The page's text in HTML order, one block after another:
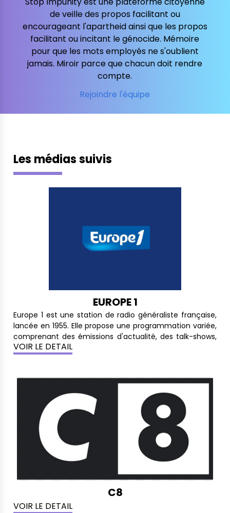
de veille des propos facilitant ou
encourageant l'apartheid ainsi que les propos
facilitant ou incitant le génocide. Mémoire
pour que les mots employés ne s'oublient
jamais. Miroir parce que chacun doit rendre
compte.
Rejoindre l'équipe
Les médias suivis
EUROPE 1
Europe 1 est une station de radio généraliste française,
lancée en 1955. Elle propose une programmation variée,
comprenant des émissions d'actualité, des talk-shows,
des débats, ainsi que des programmes de
et une ligne éditoriale axée sur l'information, la politique,
l'économie et les événements sociaux. La station est
également connue pour ses interviews exclusives et ses
analyses approfondies de l'actualité.
VOIR LE DETAIL
C8
VOIR LE DETAIL